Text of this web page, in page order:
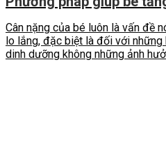
Cân nặng của bé luôn là vấn đề
lo lắng, đặc biệt là đối với những
dinh dưỡng không những ảnh